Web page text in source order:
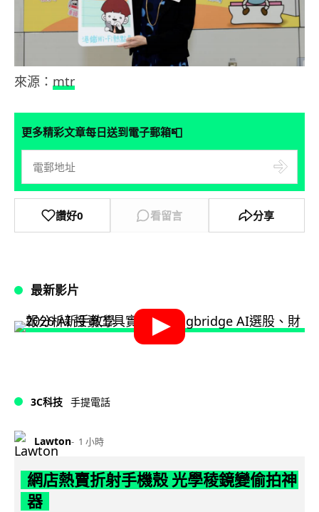
來源： mtr
更多精彩文章每日送到電子郵箱📮
讚好0 看留言 分享
最新影片
3C科技 手提電話
Lawton 1 小時
網店熱賣折射手機殼 光學稜鏡變偷拍神
器